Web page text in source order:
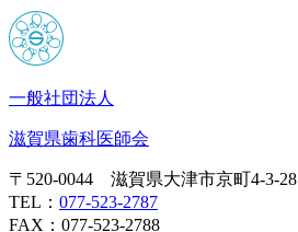
一般社団法人
滋賀県歯科医師会
〒520-0044 滋賀県大津市京町4-3-28
TEL： 077-523-2787
FAX：077-523-2788